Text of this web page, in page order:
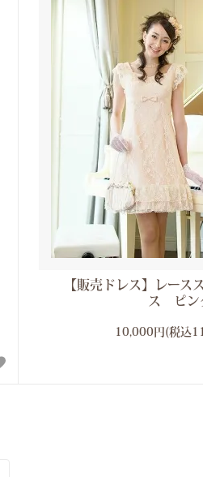
【販売ドレス】レース
ス ピン
10,000円(税込